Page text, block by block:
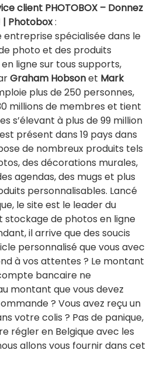
client PHOTOBOX – Donnez
| Photobox:
entreprise spécialisée dans le
photo et des produits
ligne sur tous supports,
Graham Hobsonet Mark
plus de 250 personnes,
millions de membres et tient
s’élevant à plus de 99 million
présent dans 19 pays dans
de nombreux produits tels
des décorations murales,
agendas, des mugs et plus
personnalisables. Lancé
le site est le leader du
stockage de photos en ligne
il arrive que des soucis
personnalisé que vous avec
à vos attentes ? Le montant
bancaire ne
montant que vous devez
? Vous avez reçu un
votre colis ? Pas de panique,
régler en Belgique avec les
allons vous fournir dans cet